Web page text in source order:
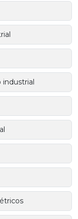
industrial